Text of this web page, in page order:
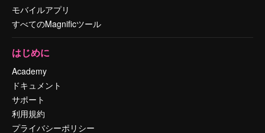
モバイルアプリ
すべてのMagnificツール
はじめに
Academy
ドキュメント
サポート
利用規約
プライバシーポリシー